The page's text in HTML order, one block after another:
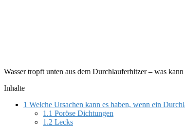
Wasser tropft unten aus dem Durchlauferhitzer – was
Inhalte
1 Welche Ursachen kann es haben, wenn ein
1.1 Poröse Dichtungen
1.2 Lecks